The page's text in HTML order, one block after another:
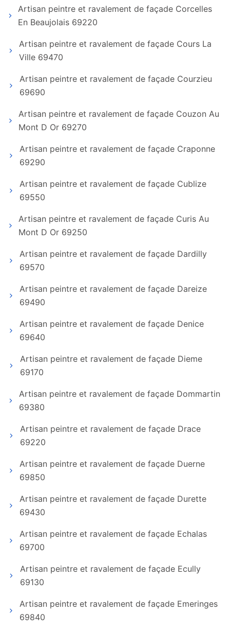
Artisan peintre et ravalement de façade Corcelles
En Beaujolais 69220
Artisan peintre et ravalement de façade Cours La
Ville 69470
Artisan peintre et ravalement de façade Courzieu
69690
Artisan peintre et ravalement de façade Couzon Au
Mont D Or 69270
Artisan peintre et ravalement de façade Craponne
69290
Artisan peintre et ravalement de façade Cublize
69550
Artisan peintre et ravalement de façade Curis Au
Mont D Or 69250
Artisan peintre et ravalement de façade Dardilly
69570
Artisan peintre et ravalement de façade Dareize
69490
Artisan peintre et ravalement de façade Denice
69640
Artisan peintre et ravalement de façade Dieme
69170
Artisan peintre et ravalement de façade Dommartin
69380
Artisan peintre et ravalement de façade Drace
69220
Artisan peintre et ravalement de façade Duerne
69850
Artisan peintre et ravalement de façade Durette
69430
Artisan peintre et ravalement de façade Echalas
69700
Artisan peintre et ravalement de façade Ecully
69130
Artisan peintre et ravalement de façade Emeringes
69840